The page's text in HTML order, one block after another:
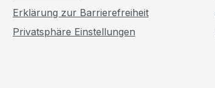
Erklärung zur Barrierefreiheit
Privatsphäre Einstellungen